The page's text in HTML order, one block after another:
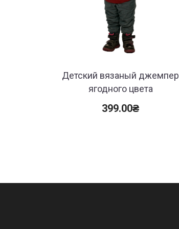
Детский вязаный джемпер
ягодного цвета
399.00₴